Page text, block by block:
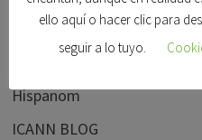
Frank schilling
Godaddy
Hispanom
ICANN BLOG
ello aquí o hacer clic para
seguir a lo tuyo.